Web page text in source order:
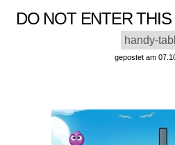
DO NOT ENTER
handy-
gepostet am